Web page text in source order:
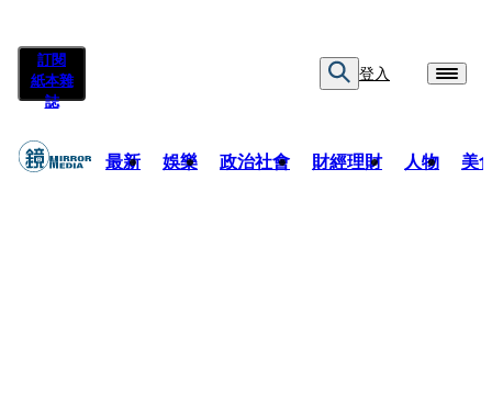
訂閱
紙本雜
誌
登入
最新 娛樂 政治社會 財經理財 人物 美